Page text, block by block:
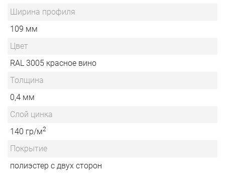
Ширина профиля
109 мм
Цвет
RAL 3005 красное вино
Толщина
0,4 мм
Слой цинка
140 гр/м2
Покрытие
полиэстер с двух сторон